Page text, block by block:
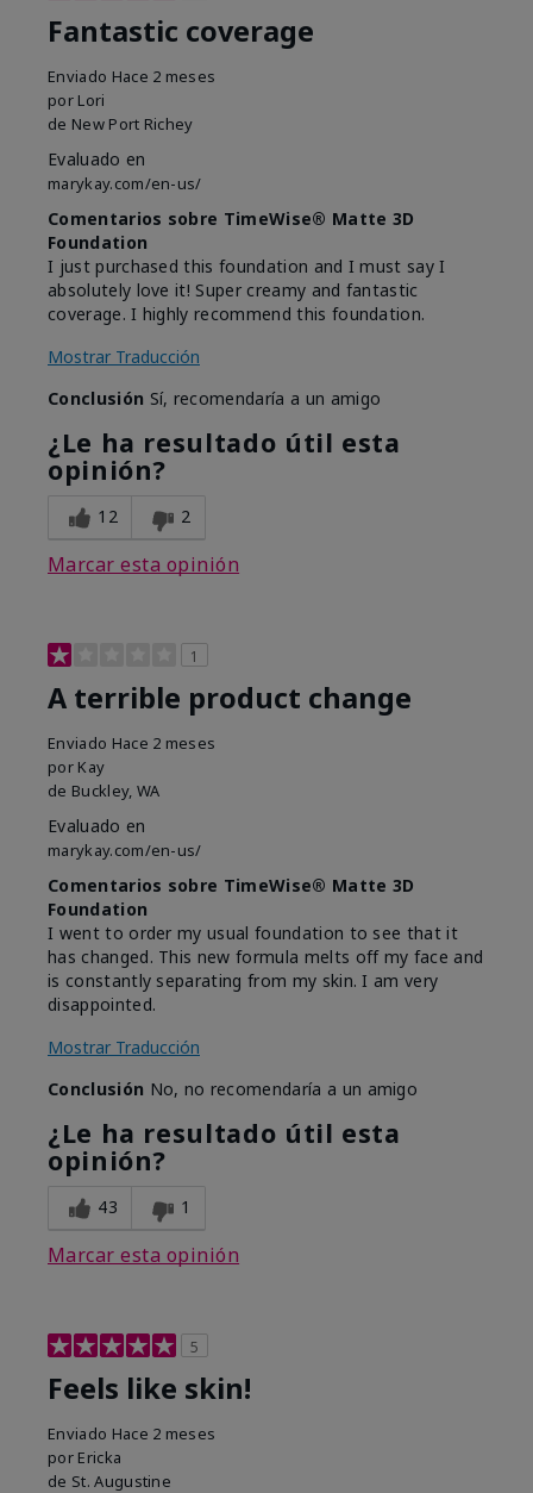
Fantastic coverage
Enviado Hace 2 meses
por Lori
de New Port Richey
Evaluado en
marykay.com/en-us/
Comentarios sobre TimeWise® Matte 3D
Foundation
I just purchased this foundation and I must say I
absolutely love it! Super creamy and fantastic
coverage. I highly recommend this foundation.
Mostrar Traducción
Conclusión Sí, recomendaría a un amigo
¿Le ha resultado útil esta
opinión?
12 2
Marcar esta opinión
1
A terrible product change
Enviado Hace 2 meses
por Kay
de Buckley, WA
Evaluado en
marykay.com/en-us/
Comentarios sobre TimeWise® Matte 3D
Foundation
I went to order my usual foundation to see that it
has changed. This new formula melts off my face and
is constantly separating from my skin. I am very
disappointed.
Mostrar Traducción
Conclusión No, no recomendaría a un amigo
¿Le ha resultado útil esta
opinión?
43 1
Marcar esta opinión
5
Feels like skin!
Enviado Hace 2 meses
por Ericka
de St. Augustine